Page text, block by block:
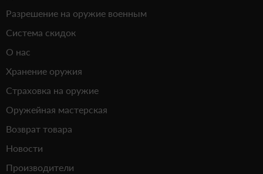
Разрешение на оружие военным
Система скидок
О нас
Хранение оружия
Страховка на оружие
Оружейная мастерская
Возврат товара
Новости
Производители